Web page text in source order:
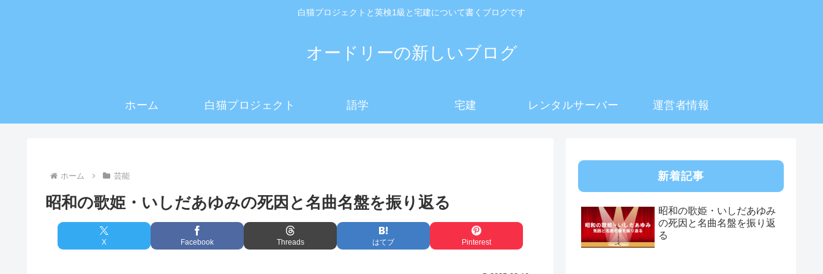
白猫プロジェクトと英検1級と宅建について書くブログです
オードリーの新しいブログ
ホーム 白猫プロジェクト 語学 宅建 レンタルサーバー 運営者情報
ホーム 芸能
昭和の歌姫・いしだあゆみの死因と名曲名盤を振り返る
X Facebook Threads はてブ Pinterest
新着記事
昭和の歌姫・いしだあゆみ
の死因と名曲名盤を振り返
る